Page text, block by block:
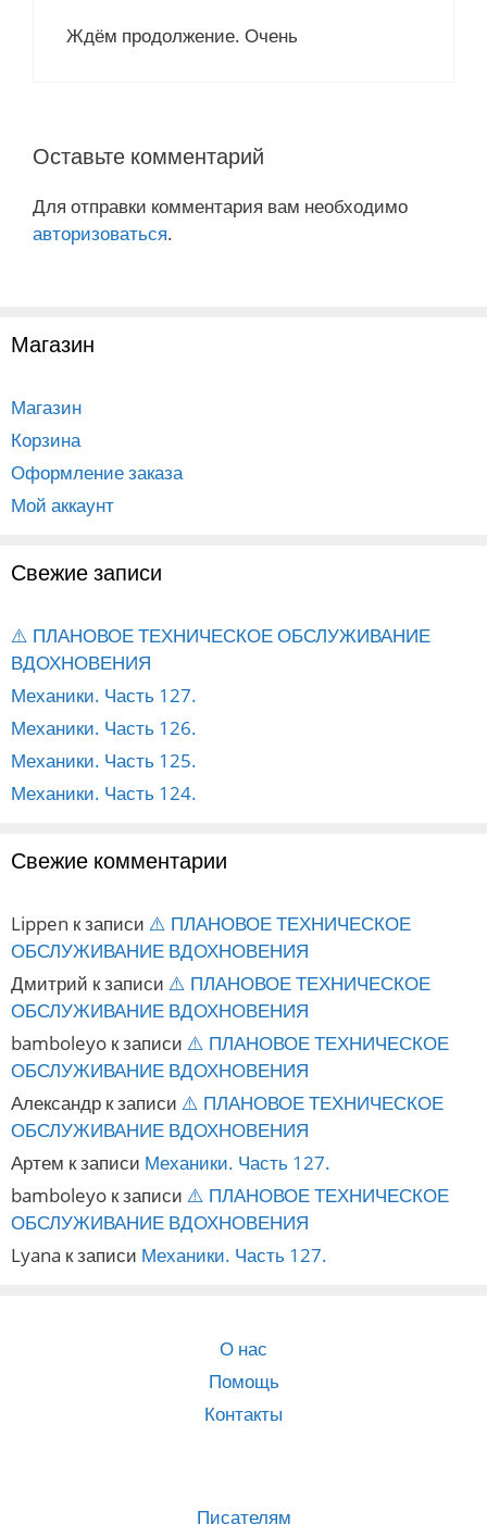
Ждём продолжение. Очень
Оставьте комментарий
Для отправки комментария вам необходимо
авторизоваться.
Магазин
Магазин
Корзина
Оформление заказа
Мой аккаунт
Свежие записи
⚠️ ПЛАНОВОЕ ТЕХНИЧЕСКОЕ ОБСЛУЖИВАНИЕ
ВДОХНОВЕНИЯ
Механики. Часть 127.
Механики. Часть 126.
Механики. Часть 125.
Механики. Часть 124.
Свежие комментарии
Lippen к записи ⚠️ ПЛАНОВОЕ ТЕХНИЧЕСКОЕ
ОБСЛУЖИВАНИЕ ВДОХНОВЕНИЯ
Дмитрий к записи ⚠️ ПЛАНОВОЕ ТЕХНИЧЕСКОЕ
ОБСЛУЖИВАНИЕ ВДОХНОВЕНИЯ
bamboleyo к записи ⚠️ ПЛАНОВОЕ ТЕХНИЧЕСКОЕ
ОБСЛУЖИВАНИЕ ВДОХНОВЕНИЯ
Александр к записи ⚠️ ПЛАНОВОЕ ТЕХНИЧЕСКОЕ
ОБСЛУЖИВАНИЕ ВДОХНОВЕНИЯ
Артем к записи Механики. Часть 127.
bamboleyo к записи ⚠️ ПЛАНОВОЕ ТЕХНИЧЕСКОЕ
ОБСЛУЖИВАНИЕ ВДОХНОВЕНИЯ
Lyana к записи Механики. Часть 127.
О нас
Помощь
Контакты
Писателям